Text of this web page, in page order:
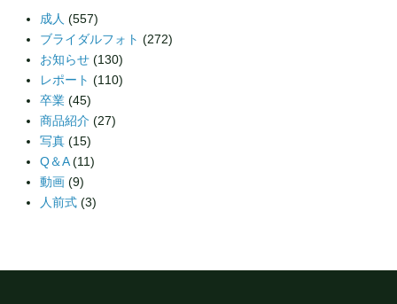
成人 (557)
ブライダルフォト (272)
お知らせ (130)
レポート (110)
卒業 (45)
商品紹介 (27)
写真 (15)
Q＆A(11)
動画 (9)
人前式 (3)